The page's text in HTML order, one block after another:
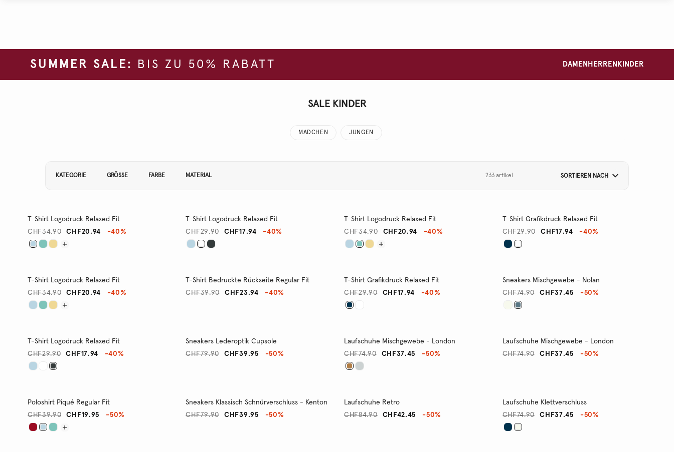
SUMMER SALE: BIS ZU 50% RABATT DAMEN HERREN KINDER
SALE KINDER
MADCHEN JUNGEN
KATEGORIE GRÖSSE FARBE MATERIAL 233 artikel SORTIEREN NACH
T-Shirt Logodruck Relaxed Fit
CHF20.94
CHF34.90 -40%
T-Shirt Logodruck Relaxed Fit
CHF17.94
CHF29.90 -40%
T-Shirt Logodruck Relaxed Fit
CHF20.94
CHF34.90 -40%
T-Shirt Grafikdruck Relaxed Fit
CHF17.94
CHF29.90 -40%
T-Shirt Logodruck Relaxed Fit
CHF20.94
CHF34.90 -40%
T-Shirt Bedruckte Rückseite Regular Fit
CHF23.94
CHF39.90 -40%
T-Shirt Grafikdruck Relaxed Fit
CHF17.94
CHF29.90 -40%
Sneakers Mischgewebe - Nolan
CHF37.45
CHF74.90 -50%
T-Shirt Logodruck Relaxed Fit
CHF17.94
CHF29.90 -40%
Sneakers Lederoptik Cupsole
CHF39.95
CHF79.90 -50%
Laufschuhe Mischgewebe - London
CHF37.45
CHF74.90 -50%
Laufschuhe Mischgewebe - London
CHF37.45
CHF74.90 -50%
Poloshirt Piqué Regular Fit
CHF19.95
CHF39.90 -50%
Sneakers Klassisch Schnürverschluss - Kenton
CHF39.95
CHF79.90 -50%
Laufschuhe Retro
CHF42.45
CHF84.90 -50%
Laufschuhe Klettverschluss
CHF37.45
CHF74.90 -50%